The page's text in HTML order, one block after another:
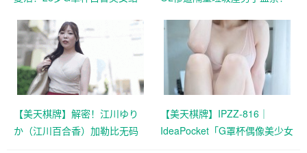
线
件
【美天棋牌】解密！江川ゆり
か（江川百合香）加勒比无码
【美天棋牌】IPZZ-816｜
IdeaPocket「G罩杯偶像美少女